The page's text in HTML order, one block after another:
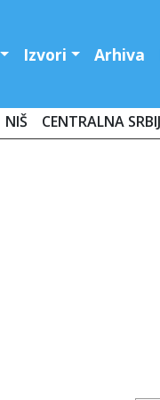
Izvori Arhiva
NIŠ CENTRALNA